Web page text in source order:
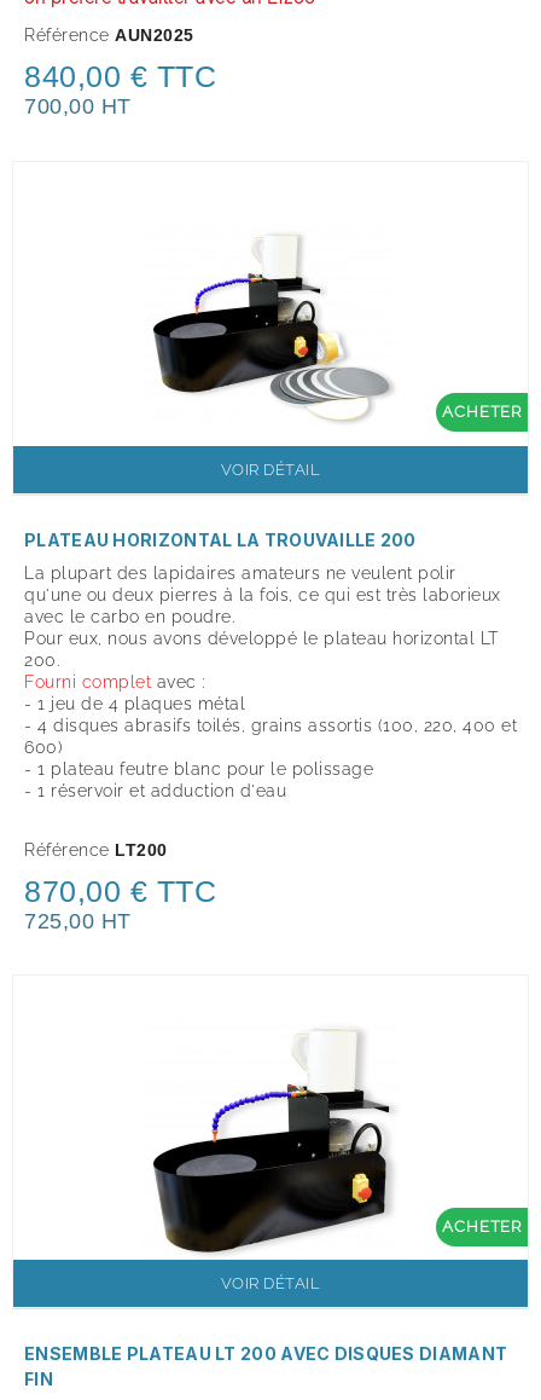
Référence AUN2025
840,00 € TTC
700,00 HT
ACHETER
VOIR DÉTAIL
PLATEAU HORIZONTAL LA TROUVAILLE 200
La plupart des lapidaires amateurs ne veulent polir
qu'une ou deux pierres à la fois, ce qui est très laborieux
avec le carbo en poudre.
Pour eux, nous avons développé le plateau horizontal LT
200.
Fourni complet avec :
- 1 jeu de 4 plaques métal
- 4 disques abrasifs toilés, grains assortis (100, 220, 400 et
600)
- 1 plateau feutre blanc pour le polissage
- 1 réservoir et adduction d'eau
Référence LT200
870,00 € TTC
725,00 HT
ACHETER
VOIR DÉTAIL
ENSEMBLE PLATEAU LT 200 AVEC DISQUES DIAMANT
FIN